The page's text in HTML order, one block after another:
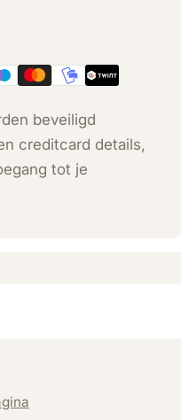
beveiligd
creditcard details,
tot je